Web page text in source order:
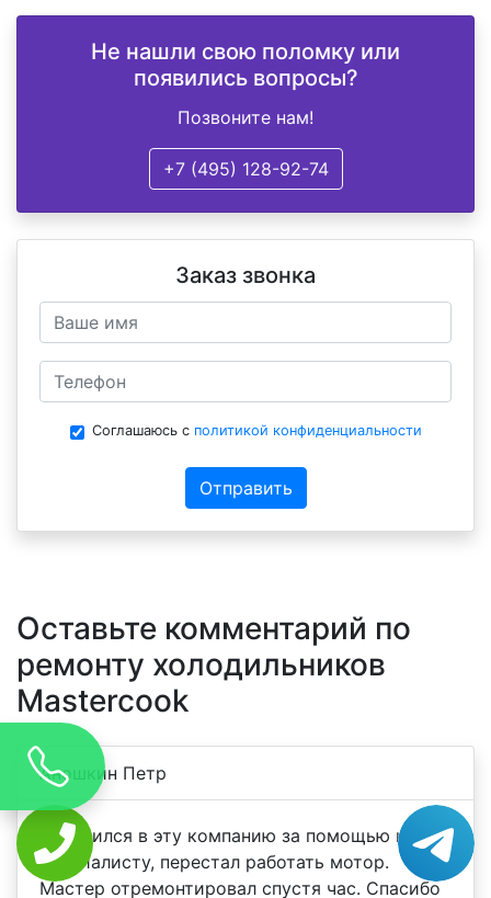
Не нашли свою поломку или
появились вопросы?
Позвоните нам!
+7 (495) 128-92-74
Заказ звонка
Соглашаюсь с политикой конфиденциальности
Отправить
Оставьте комментарий по
ремонту холодильников
Mastercook
Аношкин Петр
Обратился в эту компанию за помощью к
специалисту, перестал работать мотор.
Мастер отремонтировал спустя час. Спасибо